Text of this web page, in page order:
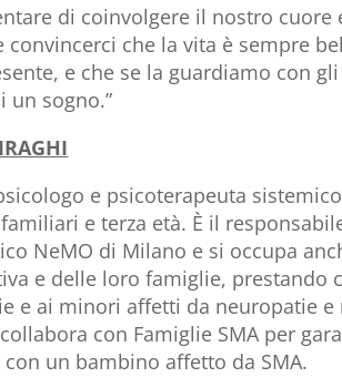
di coinvolgere il nostro cuore
che la vita è sempre
e che se la guardiamo con gli
un sogno.”
e psicoterapeuta
e terza età. È il
NeMO di Milano e si occupa
e delle loro famiglie, prestando
e ai minori affetti da neuropatie e
con Famiglie SMA per
un bambino affetto da SMA.